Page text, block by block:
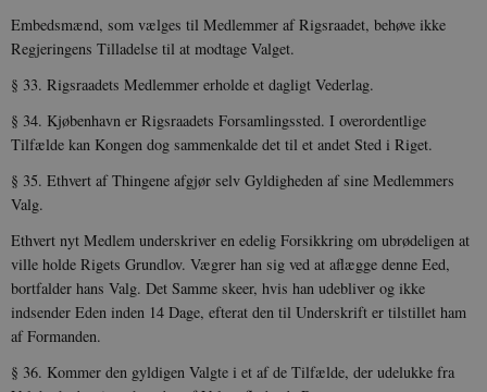
Embedsmænd, som vælges til Medlemmer af Rigsraadet, behøve ikke
Regjeringens Tilladelse til at modtage Valget.
§ 33. Rigsraadets Medlemmer erholde et dagligt Vederlag.
§ 34. Kjøbenhavn er Rigsraadets Forsamlingssted. I over­ordentlige
Tilfælde kan Kongen dog sammenkalde det til et andet Sted i Riget.
§ 35. Ethvert af Thingene afgjør selv Gyldigheden af sine Med­lemmers
Valg.
Ethvert nyt Medlem underskriver en edelig Forsikkring om ubrødeligen at
ville holde Rigets Grundlov. Vægrer han sig ved at aflægge denne Eed,
bortfalder hans Valg. Det Samme skeer, hvis han udebliver og ikke
indsender Eden inden 14 Dage, efterat den til Underskrift er tilstillet ham
af Formanden.
§ 36. Kommer den gyldigen Valgte i et af de Tilfælde, der udelukke fra